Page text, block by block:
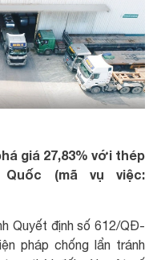
giá 27,83% với thép
(mã vụ việc:
Quyết định số 612/QĐ-
pháp chống lẩn tránh